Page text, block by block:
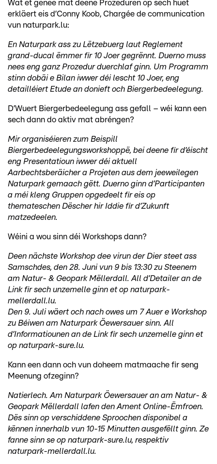
Wat et genee mat deene Prozeduren op sech huet
erkläert eis d’Conny Koob, Chargée de communication
vun naturpark.lu:
En Naturpark ass zu Lëtzebuerg laut Reglement
grand-ducal ëmmer fir 10 Joer gegrënnt. Duerno muss
nees eng ganz Prozedur duerchlaf ginn. Um Programm
stinn dobäi e Bilan iwwer déi lescht 10 Joer, eng
detailléiert Etude an donieft och Biergerbedeelegung.
D’Wuert Biergerbedeelegung ass gefall – wéi kann een
sech dann do aktiv mat abréngen?
Mir organiséieren zum Beispill
Biergerbedeelegungsworkshoppë, bei deene fir d’éischt
eng Presentatioun iwwer déi aktuell
Aarbechtsberäicher a Projeten aus dem jeeweilegen
Naturpark gemaach gëtt. Duerno ginn d’Participanten
a méi kleng Gruppen opgedeelt fir eis op
themateschen Dëscher hir Iddie fir d’Zukunft
matzedeelen.
Wéini a wou sinn déi Workshops dann?
Deen nächste Workshop dee virun der Dier steet ass
Samschdes, den 28. Juni vun 9 bis 13:30 zu Steenem
am Natur- & Geopark Mëllerdall. All d’Detailer an de
Link fir sech unzemelle ginn et op naturpark-
mellerdall.lu.
Den 9. Juli wäert och nach owes um 7 Auer e Workshop
zu Béiwen am Naturpark Öewersauer sinn. All
d’Informatiounen an de Link fir sech unzemelle ginn et
op naturpark-sure.lu.
Kann een dann och vun doheem matmaache fir seng
Meenung ofzeginn?
Natierlech. Am Naturpark Öewersauer an am Natur- &
Geopark Mëllerdall lafen den Ament Online-Ëmfroen.
Dës sinn op verschiddene Sproochen disponibel a
kënnen innerhalb vun 10-15 Minutten ausgefëllt ginn. Ze
fanne sinn se op naturpark-sure.lu, respektiv
naturpark-mellerdall.lu.